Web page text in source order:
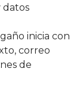
datos
inicia con
correo
de